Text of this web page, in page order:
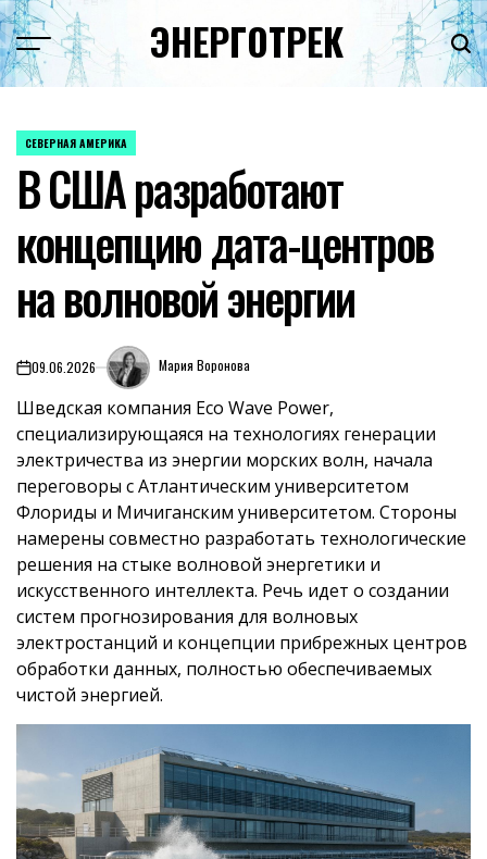
Перейти
к
содержимому
ЭНЕРГОТРЕК
ОПУБЛИКОВАНО
СЕВЕРНАЯ АМЕРИКА
В США разработают
концепцию дата-центров
на волновой энергии
on09.06.2026 Мария Воронова
Шведская компания Eco Wave Power,
специализирующаяся на технологиях генерации
электричества из энергии морских волн, начала
переговоры с Атлантическим университетом
Флориды и Мичиганским университетом. Стороны
намерены совместно разработать технологические
решения на стыке волновой энергетики и
искусственного интеллекта. Речь идет о создании
систем прогнозирования для волновых
электростанций и концепции прибрежных центров
обработки данных, полностью обеспечиваемых
чистой энергией.